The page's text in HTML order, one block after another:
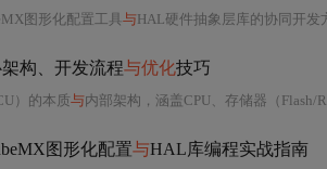
图形化配置工具与HAL硬件抽象层库的协同开发
构、开发流程与优化技巧
）的本质与内部架构，涵盖CPU、存储器（Flash/
图形化配置与HAL库编程实战指南